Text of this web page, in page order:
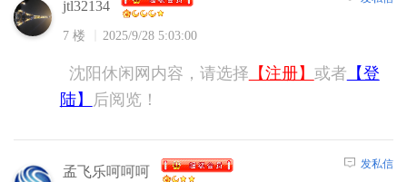
jtl32134
7 楼 2025/9/28 5:03:00
沈阳休闲网内容，请选择 【注册】 或者 【登
陆】
后阅览！
孟飞乐呵呵呵 发私信